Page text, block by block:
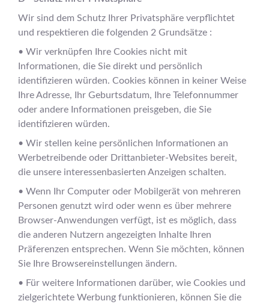
Wir sind dem Schutz Ihrer Privatsphäre verpflichtet
und respektieren die folgenden 2 Grundsätze :
• Wir verknüpfen Ihre Cookies nicht mit
Informationen, die Sie direkt und persönlich
identifizieren würden. Cookies können in keiner Weise
Ihre Adresse, Ihr Geburtsdatum, Ihre Telefonnummer
oder andere Informationen preisgeben, die Sie
identifizieren würden.
• Wir stellen keine persönlichen Informationen an
Werbetreibende oder Drittanbieter-Websites bereit,
die unsere interessenbasierten Anzeigen schalten.
• Wenn Ihr Computer oder Mobilgerät von mehreren
Personen genutzt wird oder wenn es über mehrere
Browser-Anwendungen verfügt, ist es möglich, dass
die anderen Nutzern angezeigten Inhalte Ihren
Präferenzen entsprechen. Wenn Sie möchten, können
Sie Ihre Browsereinstellungen ändern.
• Für weitere Informationen darüber, wie Cookies und
zielgerichtete Werbung funktionieren, können Sie die